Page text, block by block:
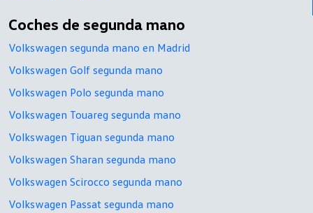
Coches de segunda mano
Volkswagen segunda mano en Madrid
Volkswagen Golf segunda mano
Volkswagen Polo segunda mano
Volkswagen Touareg segunda mano
Volkswagen Tiguan segunda mano
Volkswagen Sharan segunda mano
Volkswagen Scirocco segunda mano
Volkswagen Passat segunda mano